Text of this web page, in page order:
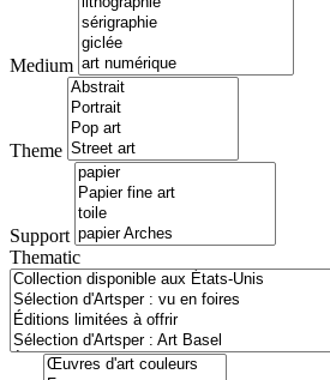
Medium
Theme
Support
Thematic